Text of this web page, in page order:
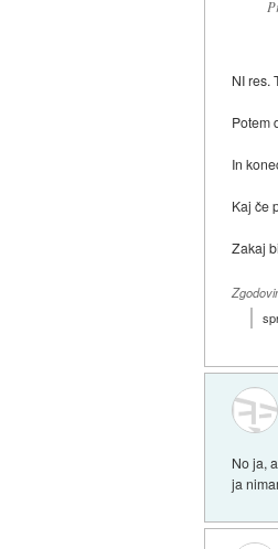
NI res.
Potem
In
Kaj če
Zakaj
No ja,
ja